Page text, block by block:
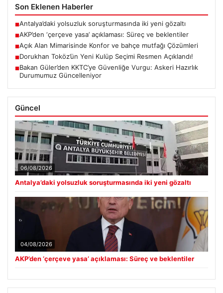
Son Eklenen Haberler
■Antalya’daki yolsuzluk soruşturmasında iki yeni gözaltı
■AKP’den ‘çerçeve yasa’ açıklaması: Süreç ve beklentiler
■Açık Alan Mimarisinde Konfor ve bahçe mutfağı Çözümleri
■Dorukhan Toköz’ün Yeni Kulüp Seçimi Resmen Açıklandı!
■Bakan Güler’den KKTC’ye Güvenliğe Vurgu: Askeri Hazırlık
Durumumuz Güncelleniyor
Güncel
06/08/2026
Antalya’daki yolsuzluk soruşturmasında iki yeni gözaltı
04/08/2026
AKP’den ‘çerçeve yasa’ açıklaması: Süreç ve beklentiler